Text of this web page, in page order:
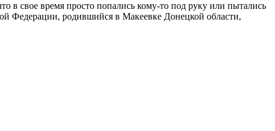
в свое время просто попались кому-то под руку или пытались
Федерации, родившийся в Макеевке Донецкой области,